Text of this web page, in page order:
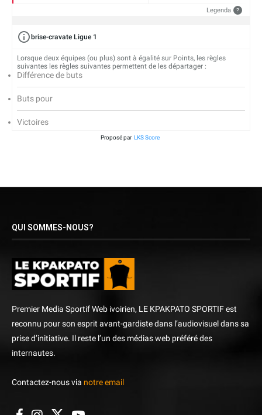
Legenda ?
brise-cravate Ligue 1
Lorsque deux équipes (ou plus) sont à égalité sur Points, les règles
suivantes les règles suivantes permettent de les départager :
Différence de buts
Buts pour
Victoires
Proposé par LKS Score
QUI SOMMES-NOUS?
Premier Media Sportif Web ivoirien, LE KPAKPATO SPORTIF est
reconnu pour son esprit avant-gardiste dans l’audiovisuel dans sa
prise d’initiative. Il reste l’un des médias web préféré des
internautes.
Contactez-nous via notre email